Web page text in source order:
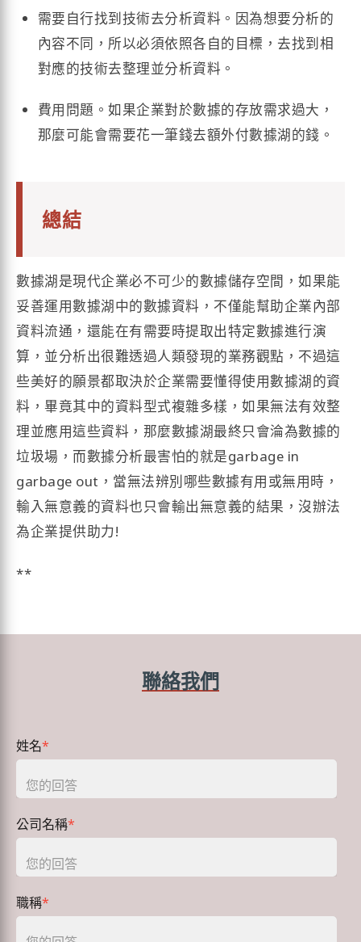
需要自行找到技術去分析資料。因為想要分析的
內容不同，所以必須依照各自的目標，去找到相
對應的技術去整理並分析資料。
費用問題。如果企業對於數據的存放需求過大，
那麼可能會需要花一筆錢去額外付數據湖的錢。
總結
數據湖是現代企業必不可少的數據儲存空間，如果能
妥善運用數據湖中的數據資料，不僅能幫助企業內部
資料流通，還能在有需要時提取出特定數據進行演
算，並分析出很難透過人類發現的業務觀點，不過這
些美好的願景都取決於企業需要懂得使用數據湖的資
料，畢竟其中的資料型式複雜多樣，如果無法有效整
理並應用這些資料，那麼數據湖最終只會淪為數據的
垃圾場，而數據分析最害怕的就是garbage in
garbage out，當無法辨別哪些數據有用或無用時，
輸入無意義的資料也只會輸出無意義的結果，沒辦法
為企業提供助力!
**
聯絡我們
姓名*
公司名稱*
職稱*